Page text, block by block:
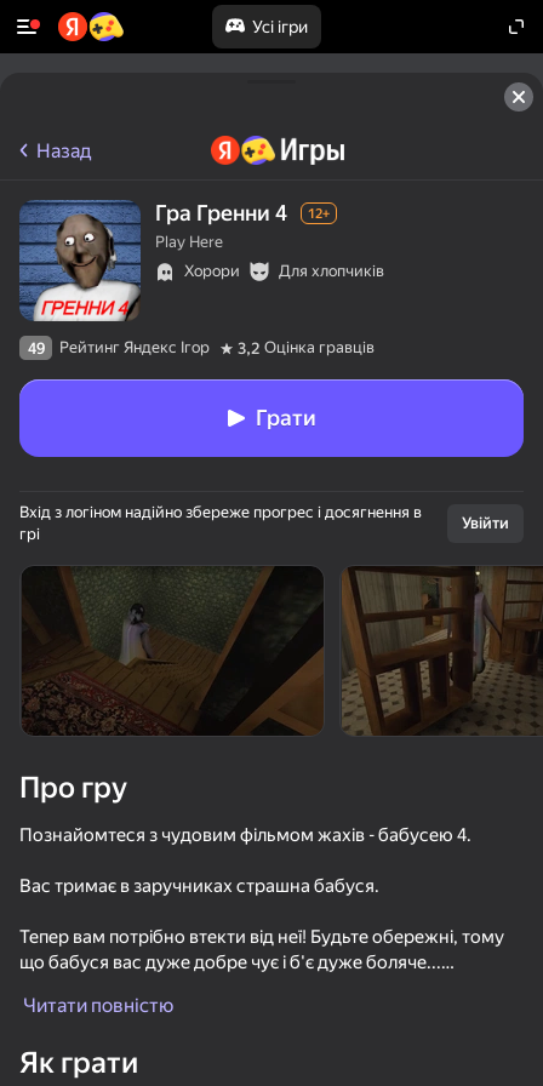
Усі ігри
Поверніть пристрій
Гра працює тільки в горизонтальній
орієнтації
Рисуй и Прячься
Назад
Гра Гренни 4 12+
Play Here
Хорори
Для хлопчиків
49 Рейтинг Яндекс Ігор 3,2 Оцінка гравців
Грати
Вхід з логіном надійно збереже прогрес і досягнення в
грі
Увійти
Про гру
Познайомтеся з чудовим фільмом жахів - бабусею 4.
Вас тримає в заручниках страшна бабуся.
Тепер вам потрібно втекти від неї! Будьте обережні, тому
що бабуся вас дуже добре чує і б'є дуже боляче...
Використовуй свою кмітливість, щоб зупинити бабулю,
також бажаємо тобі удачі!
Читати повністю
Як грати